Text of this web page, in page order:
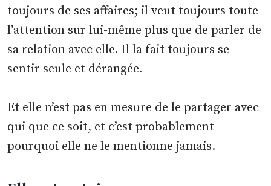
toujours de ses affaires; il veut toujours toute
l’attention sur lui-même plus que de parler de
sa relation avec elle. Il la fait toujours se
sentir seule et dérangée.
Et elle n’est pas en mesure de le partager avec
qui que ce soit, et c’est probablement
pourquoi elle ne le mentionne jamais.